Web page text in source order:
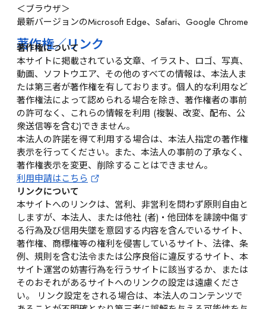
＜ブラウザ＞
最新バージョンのMicrosoft Edge、Safari、Google Chrome
著作権／リンク
著作権について
本サイトに掲載されている文章、イラスト、ロゴ、写真、
動画、ソフトウエア、その他のすべての情報は、本法人ま
たは第三者が著作権を有しております。個人的な利用など
著作権法によって認められる場合を除き、著作権者の事前
の許可なく、これらの情報を利用 (複製、改変、配布、公
衆送信等を含む)できません。
本法人の許諾を得て利用する場合は、本法人指定の著作権
表示を行ってください。また、本法人の事前の了承なく、
著作権表示を変更、削除することはできません。
利用申請はこちら
リンクについて
本サイトへのリンクは、営利、非営利を問わず原則自由と
しますが、本法人、または他社 (者)・他団体を誹謗中傷す
る行為及び信用失墜を意図する内容を含んでいるサイト、
著作権、商標権等の権利を侵害しているサイト、法律、条
例、規則を含む法令または公序良俗に違反するサイト、本
サイト運営の妨害行為を行うサイトに該当するか、または
そのおそれがあるサイトへのリンクの設定は遠慮くださ
い。 リンク設定をされる場合は、本法人のコンテンツで